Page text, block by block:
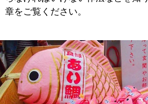
章をご覧ください。